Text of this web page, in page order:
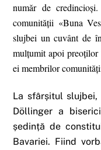
număr de
comunității «Buna
slujbei un cuvânt de
mulțumit apoi preoților
ei membrilor
La sfârșitul
Döllinger a
ședință de
Bavariei. Fiind